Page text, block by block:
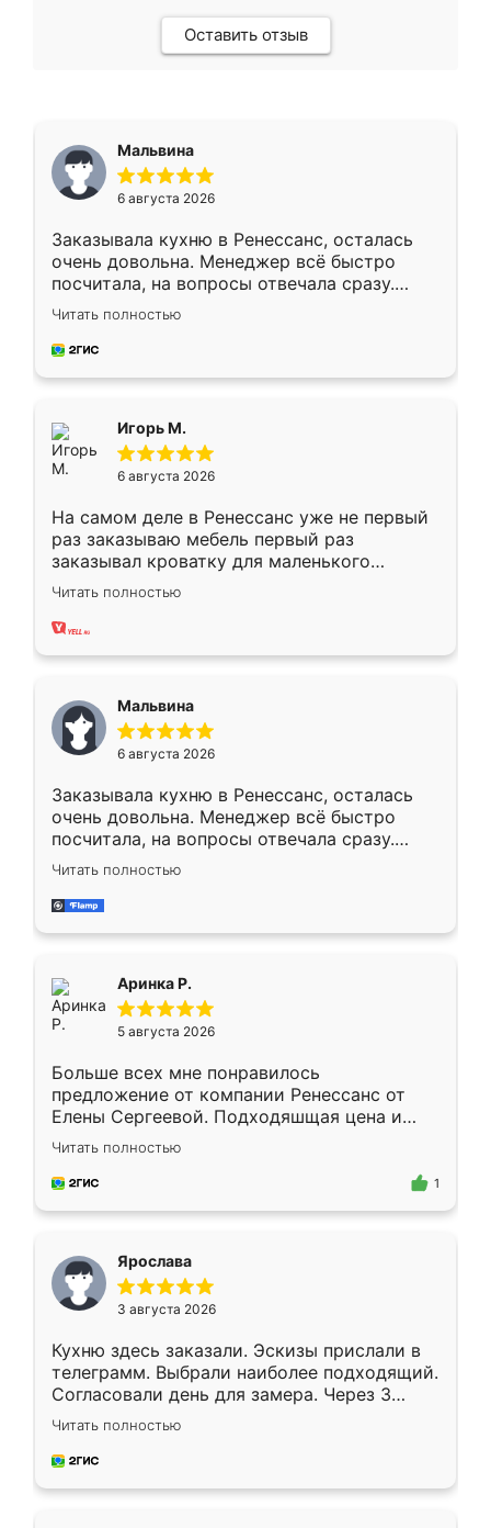
Оставить отзыв
Мальвина
6 августа 2026
Заказывала кухню в Ренессанс, осталась
очень довольна. Менеджер всё быстро
посчитала, на вопросы отвечала сразу.
Замерщик приехал в субботу, подошёл к
делу со всей ответственностью. Собрали
за день, ребята работали аккуратно, даже
Читать полностью
Игорь М.
6 августа 2026
На самом деле в Ренессанс уже не первый
раз заказываю мебель первый раз
заказывал кроватку для маленького
ребёнка при его рождении ,во второй раз
заказал шкаф-купе. По качеству очень
хорошее сборка достаточно быстрая,
меньше, здесь же он более разнообразный.
Мне нравится ,если что-то потребуется из
мебели буду заказывать только здесь.
Читать полностью
Мальвина
6 августа 2026
Заказывала кухню в Ренессанс, осталась
очень довольна. Менеджер всё быстро
посчитала, на вопросы отвечала сразу.
Замерщик приехал в субботу, подошёл к
делу со всей ответственностью. Собрали
за день, ребята работали аккуратно, даже
Читать полностью
Аринка Р.
5 августа 2026
Больше всех мне понравилось
предложение от компании Ренессанс от
Елены Сергеевой. Подходяшщая цена и
короткие сроки изготовления. Приехавший
для замера сотрудник Владислав
предложил по моему эскизу самый
Читать полностью
1
Ярослава
3 августа 2026
Кухню здесь заказали. Эскизы прислали в
телеграмм. Выбрали наиболее подходящий.
Согласовали день для замера. Через 3
недели кухня была уже готова. Остались
довольны работой. Спасибо Ренессанс
мебель за качественную работу!
Читать полностью